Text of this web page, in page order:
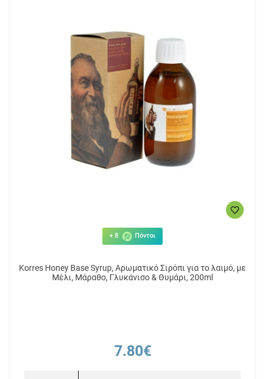
+ 8 Πόντοι
Korres Honey Base Syrup, Αρωματικό Σιρόπι για το λαιμό, με
Μέλι, Μάραθο, Γλυκάνισο & Θυμάρι, 200ml
7.80€